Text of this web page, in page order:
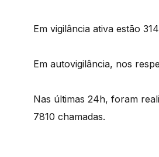
Em vigilância ativa estão
Em autovigilância, nos
Nas últimas 24h, foram
7810 chamadas.